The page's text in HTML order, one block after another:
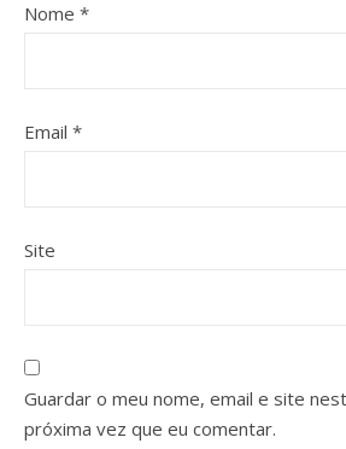
Nome *
Email *
Site
Guardar o meu nome, email e site
próxima vez que eu comentar.